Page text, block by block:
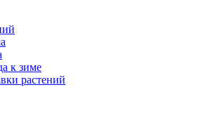
к зиме
растений